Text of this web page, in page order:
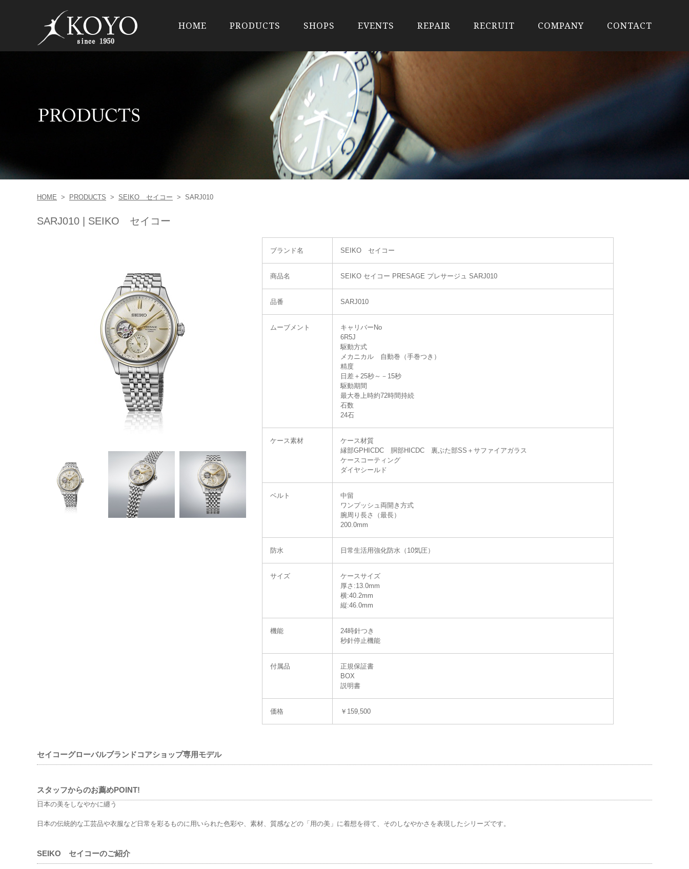
HOME PRODUCTS SHOPS EVENTS REPAIR RECRUIT COMPANY CONTACT
HOME > PRODUCTS > SEIKO セイコー > SARJ010
SARJ010 | SEIKO セイコー
ブランド名 SEIKO セイコー
商品名 SEIKO セイコー PRESAGE プレサージュ SARJ010
品番 SARJ010
ムーブメント
キャリバーNo
6R5J
駆動方式
メカニカル 自動巻（手巻つき）
精度
日差＋25秒～－15秒
駆動期間
最大巻上時約72時間持続
石数
24石
ケース素材
ケース材質
縁部GPHICDC 胴部HICDC 裏ぶた部SS＋サファイアガラス
ケースコーティング
ダイヤシールド
ベルト
中留
ワンプッシュ両開き方式
腕周り長さ（最長）
200.0mm
防水 日常生活用強化防水（10気圧）
サイズ
ケースサイズ
厚さ:13.0mm
横:40.2mm
縦:46.0mm
機能
24時針つき
秒針停止機能
付属品
正規保証書
BOX
説明書
価格 ￥159,500
セイコーグローバルブランドコアショップ専用モデル
スタッフからのお薦めPOINT!
日本の美を しなやかに纏う
日本の伝統的な工芸品や衣服など日常を彩るものに用いられた色彩や、素材、質感などの「用の美」に着想を得て、そのしなやかさを表現したシリーズです。
SEIKO セイコーのご紹介